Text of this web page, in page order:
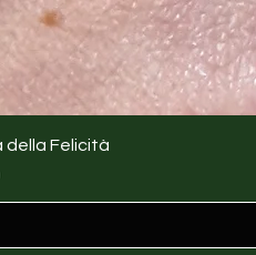
della Felicità